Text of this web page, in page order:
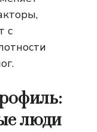
с
люди